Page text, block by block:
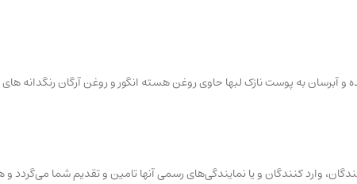
به پوست نازک لبها حاوی روغن هسته انگور و روغن آرگان رنگدانه های
وارد کنندگان و یا نمایندگی‌های رسمی آنها تامین و تقدیم شما می‌گردد و